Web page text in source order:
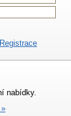
Registrace
nabídky.